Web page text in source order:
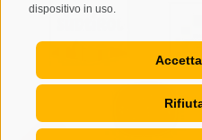
dispositivo in uso.